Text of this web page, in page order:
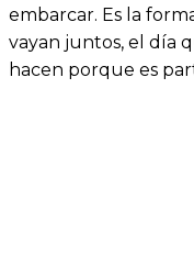
embarcar. Es la
vayan juntos, el día
hacen porque es